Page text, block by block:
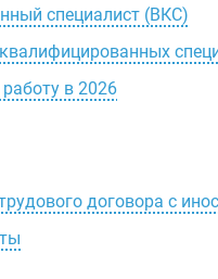
специалист (ВКС)
в 2026
договора с